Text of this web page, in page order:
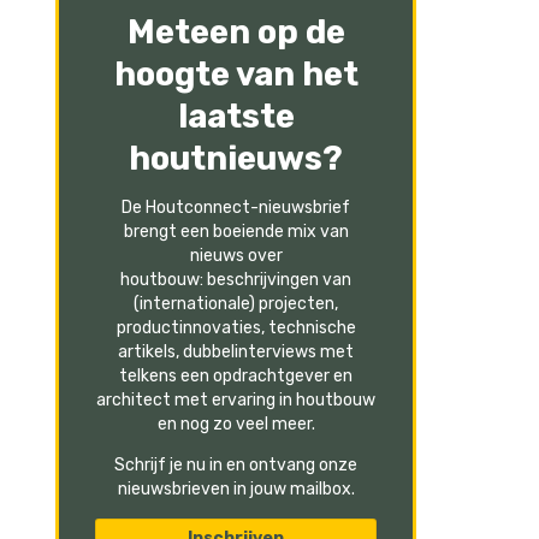
Meteen op de
hoogte van het
laatste
houtnieuws?
De Houtconnect-nieuwsbrief
brengt een boeiende mix van
nieuws over
houtbouw: beschrijvingen van
(internationale) projecten,
productinnovaties, technische
artikels, dubbelinterviews met
telkens een opdrachtgever en
architect met ervaring in houtbouw
en nog zo veel meer.
Schrijf je nu in en ontvang onze
nieuwsbrieven in jouw mailbox.